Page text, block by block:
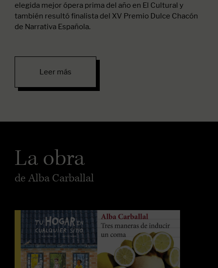
elegida mejor ópera prima del año en El Cultural y
también resultó finalista del XV Premio Dulce Chacón
de Narrativa Española.
Leer más
La obra
de Alba Carballal